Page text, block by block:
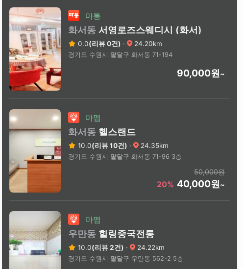
마통
화서동 서영로즈스웨디시 (화서)
0.0(리뷰 0건) · 24.20km
경기도 수원시 팔달구 화서동 71-194
90,000원~
마맵
화서동 헬스랜드
10.0(리뷰 10건) · 24.35km
경기도 수원시 팔달구 화서동 71-96 3층
50,000원
20% 40,000원~
마맵
우만동 힐링중국전통
10.0(리뷰 2건) · 24.22km
경기도 수원시 팔달구 우만동 562-2 5층